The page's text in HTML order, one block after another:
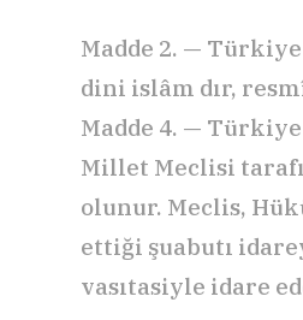
Madde 2. —
dini islâm dır,
Madde 4. —
Millet Meclisi
olunur. Meclis,
ettiği şuabutı
vasıtasiyle idare